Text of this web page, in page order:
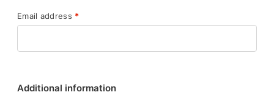
Email address *
Additional information